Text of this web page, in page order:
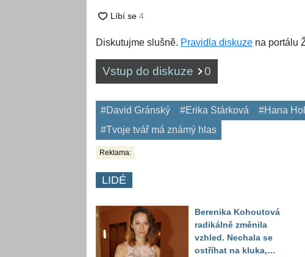
Diskutujme slušně. Pravidla diskuze na portálu
Vstup do diskuze 0
#David Gránský #Erika Stárková #Hana
#Tvoje tvář má známý hlas
Reklama:
LIDÉ
Berenika Kohoutová
radikálně změnila
vzhled. Nechala se
ostříhat na kluka,